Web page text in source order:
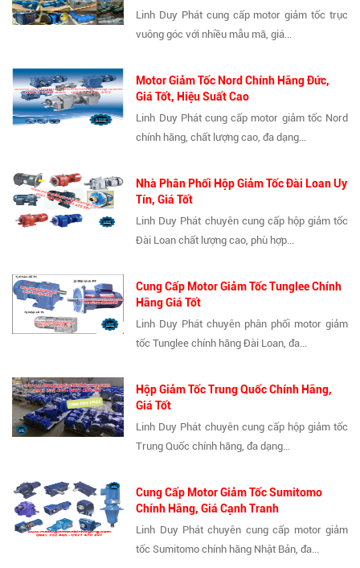
Linh Duy Phát cung cấp motor giảm tốc trục
vuông góc với nhiều mẫu mã, giá...
Motor Giảm Tốc Nord Chính Hãng Đức,
Giá Tốt, Hiệu Suất Cao
Linh Duy Phát cung cấp motor giảm tốc Nord
chính hãng, chất lượng cao, đa dạng...
Nhà Phân Phối Hộp Giảm Tốc Đài Loan Uy
Tín, Giá Tốt
Linh Duy Phát chuyên cung cấp hộp giảm tốc
Đài Loan chất lượng cao, phù hợp...
Cung Cấp Motor Giảm Tốc Tunglee Chính
Hãng Giá Tốt
Linh Duy Phát chuyên phân phối motor giảm
tốc Tunglee chính hãng Đài Loan, đa...
Hộp Giảm Tốc Trung Quốc Chính Hãng,
Giá Tốt
Linh Duy Phát chuyên cung cấp hộp giảm tốc
Trung Quốc chính hãng, đa dạng...
Cung Cấp Motor Giảm Tốc Sumitomo
Chính Hãng, Giá Cạnh Tranh
Linh Duy Phát chuyên cung cấp motor giảm
tốc Sumitomo chính hãng Nhật Bản, đa...